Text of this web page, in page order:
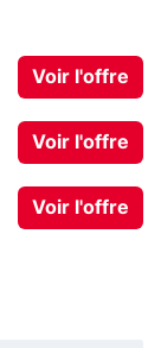
Voir l'offre
Voir l'offre
Voir l'offre